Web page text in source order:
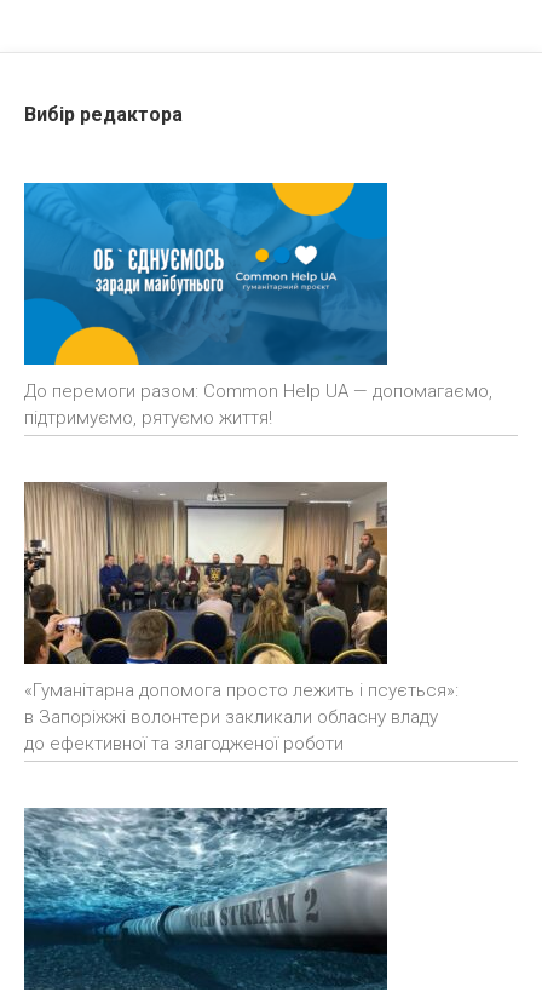
Вибір редактора
До перемоги разом: Common Help UA — допомагаємо,
підтримуємо, рятуємо життя!
«Гуманітарна допомога просто лежить і псується»:
в Запоріжжі волонтери закликали обласну владу
до ефективної та злагодженої роботи